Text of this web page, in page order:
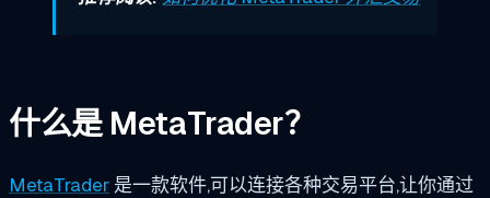
什么是 MetaTrader？
MetaTrader 是一款软件,可以连接各种交易平台,让你通过